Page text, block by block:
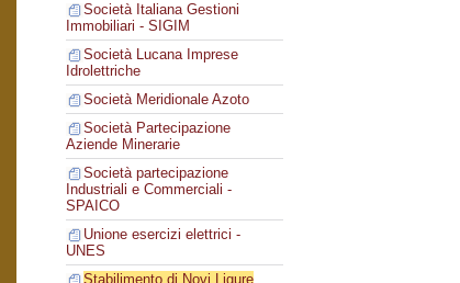
Società Italiana Gestioni
Immobiliari - SIGIM
Società Lucana Imprese
Idrolettriche
Società Meridionale Azoto
Società Partecipazione
Aziende Minerarie
Società partecipazione
Industriali e Commerciali -
SPAICO
Unione esercizi elettrici -
UNES
Stabilimento di Novi Ligure